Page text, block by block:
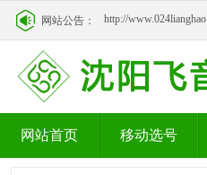
网站公告： http://
网站首页 移动选号